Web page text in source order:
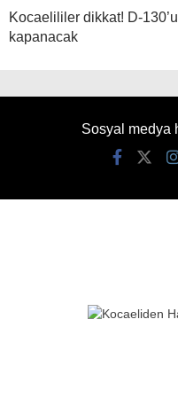
Kocaelililer dikkat! D-
kapanacak
Sosyal medya